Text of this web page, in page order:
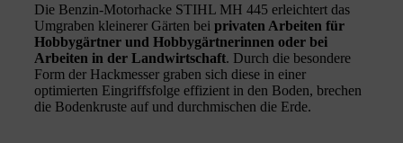
Die Benzin-Motorhacke STIHL MH 445 erleichtert das
Umgraben kleinerer Gärten bei privaten Arbeiten für
Hobbygärtner und Hobbygärtnerinnen oder bei
Arbeiten in der Landwirtschaft. Durch die besondere
Form der Hackmesser graben sich diese in einer
optimierten Eingriffsfolge effizient in den Boden, brechen
die Bodenkruste auf und durchmischen die Erde.